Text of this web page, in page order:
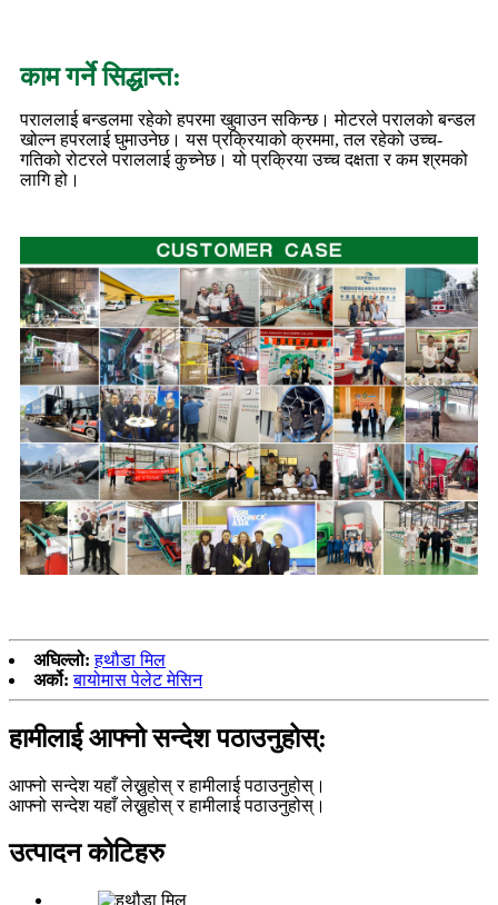
काम गर्ने सिद्धान्त:
पराललाई बन्डलमा रहेको हपरमा खुवाउन सकिन्छ। मोटरले परालको बन्डल
खोल्न हपरलाई घुमाउनेछ। यस प्रक्रियाको क्रममा, तल रहेको उच्च-
गतिको रोटरले पराललाई कुच्नेछ। यो प्रक्रिया उच्च दक्षता र कम श्रमको
लागि हो।
अघिल्लो: हथौडा मिल
अर्को: बायोमास पेलेट मेसिन
हामीलाई आफ्नो सन्देश पठाउनुहोस्:
आफ्नो सन्देश यहाँ लेख्नुहोस् र हामीलाई पठाउनुहोस्।
आफ्नो सन्देश यहाँ लेख्नुहोस् र हामीलाई पठाउनुहोस्।
उत्पादन कोटिहरु